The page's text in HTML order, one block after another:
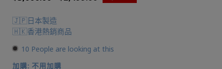
🇯🇵日本製造
🇭🇰香港熱銷商品
10 People are looking at this
加購: 不用加購